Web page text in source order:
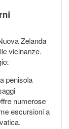
Zelanda
vicinanze.
penisola
numerose
escursioni a